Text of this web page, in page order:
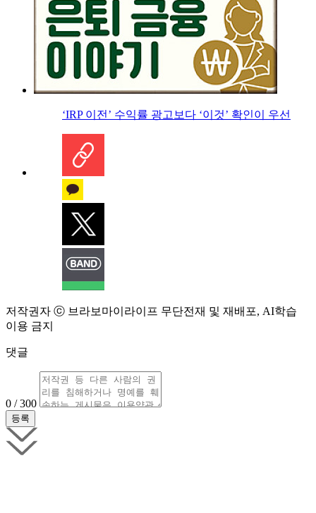
‘IRP 이전’ 수익률 광고보다 ‘이것’ 확인이 우선
저작권자 ⓒ 브라보마이라이프 무단전재 및 재배포, AI학습
이용 금지
댓글
0 / 300